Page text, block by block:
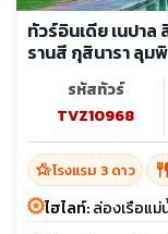
ทัวร์อินเดีย เนปา
รานสี กุสินารา ลุม
รหัสทัวร์
TVZ10968
hotel_classโรงแรม 3 ดาว restaurant
ไฮไลท์:ล่องเรือแม่